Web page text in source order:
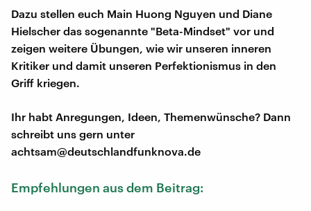
Dazu stellen euch Main Huong Nguyen und Diane
Hielscher das sogenannte "Beta-Mindset" vor und
zeigen weitere Übungen, wie wir unseren inneren
Kritiker und damit unseren Perfektionismus in den
Griff kriegen.
Ihr habt Anregungen, Ideen, Themenwünsche? Dann
schreibt uns gern unter
achtsam@deutschlandfunknova.de
Empfehlungen aus dem Beitrag: